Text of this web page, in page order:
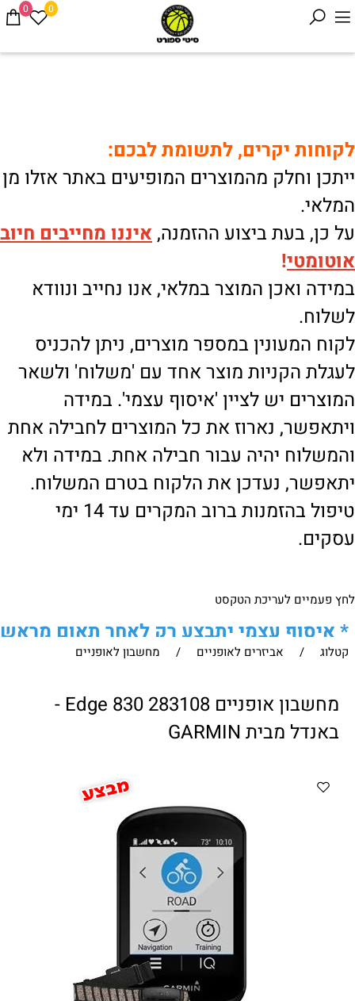
0 0
לקוחות יקרים, לתשומת לבכם:
ייתכן וחלק מהמוצרים המופיעים באתר אזלו מן
המלאי.
על כן, בעת ביצוע ההזמנה, איננו מחייבים חיוב
אוטומטי!
במידה ואכן המוצר במלאי, אנו נחייב ונוודא
לשלוח.
לקוח המעונין במספר מוצרים, ניתן להכניס
לעגלת הקניות מוצר אחד עם 'משלוח' ולשאר
המוצרים יש לציין 'איסוף עצמי'. במידה
ויתאפשר, נארוז את כל המוצרים לחבילה אחת
והמשלוח יהיה עבור חבילה אחת. במידה ולא
יתאפשר, נעדכן את הלקוח בטרם המשלוח.
טיפול בהזמנות ברוב המקרים עד 14 ימי
עסקים.
לחץ פעמיים לעריכת הטקסט
* איסוף עצמי יתבצע רק לאחר תאום מראש
של הלקוח מול נציגנו!
ווטצאפ (הודעות בלבד):
052-8059900
מענה טלפוני: 04-8411075
בין השעות 9:00-17:00
"צור קשר"באתר
citysport1@013.net
citysport2@013.net
קטלוג / אביזרים לאופניים / מחשבון לאופניים
מחשבון אופניים 283108 Edge 830 -
באנדל מבית GARMIN